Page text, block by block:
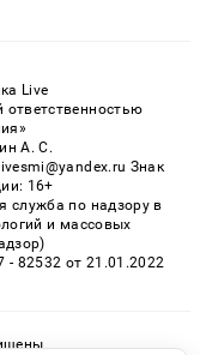
Live
ответственностью
А. С.
Знак
16+
служба по надзору в
и массовых
82532 от 21.01.2022